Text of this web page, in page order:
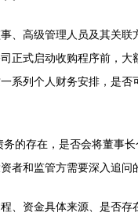
高级管理人员及其关
式启动收购程序前，
系列个人财务安排，是
的存在，是否会将董事
者和监管方需要深入追问
、资金具体来源、是否